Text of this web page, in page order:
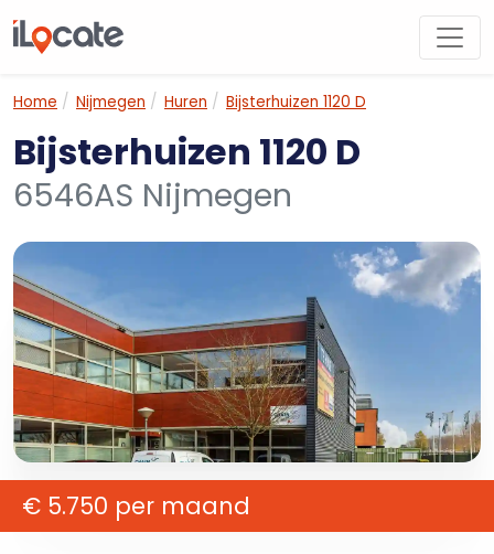
Home Nijmegen Huren Bijsterhuizen 1120 D
Bijsterhuizen 1120 D
6546AS Nijmegen
€ 5.750 per maand